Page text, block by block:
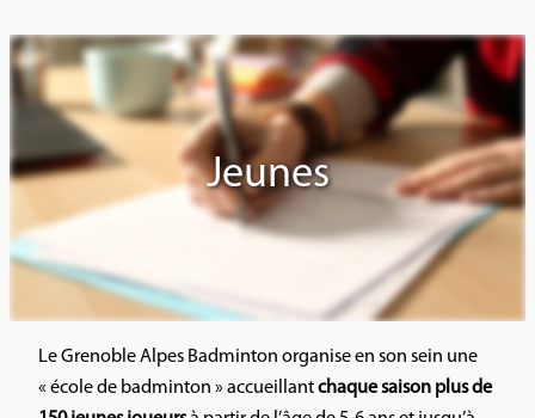
Jeunes
Le Grenoble Alpes Badminton organise en son sein une
« école de badminton » accueillantchaque saison plus de